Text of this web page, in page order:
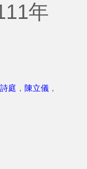
年
庭 ， 陳立儀 ，